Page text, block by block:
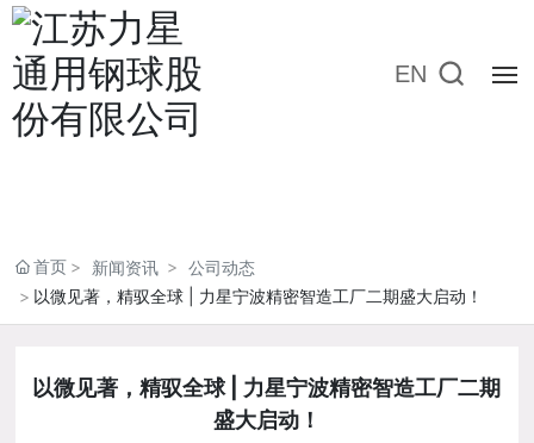
产品与解决方案
EN
首页 新闻资讯
公司动态
以微见著，精驭全球 | 力星宁波精密智造工厂二期盛大启动！
以微见著，精驭全球 | 力星宁波精密智造工厂二期
盛大启动！